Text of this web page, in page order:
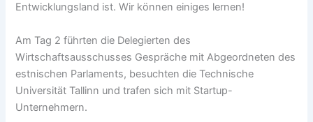
Entwicklungsland ist. Wir können einiges lernen!
Am Tag 2 führten die Delegierten des
Wirtschaftsausschusses Gespräche mit Abgeordneten des
estnischen Parlaments, besuchten die Technische
Universität Tallinn und trafen sich mit Startup-
Unternehmern.